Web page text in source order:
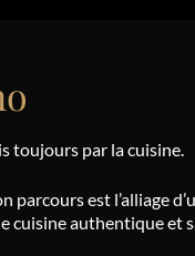
toujours par la cuisine.
parcours est l’alliage
cuisine authentique et